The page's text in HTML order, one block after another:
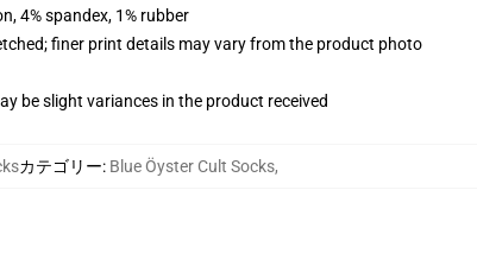
4% spandex, 1% rubber
finer print details may vary from the product photo
be slight variances in the product received
カテゴリー: Blue Öyster Cult Socks,